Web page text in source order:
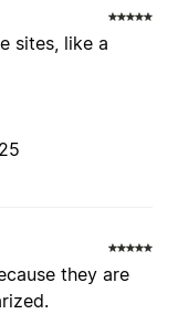
sites, like a
they are